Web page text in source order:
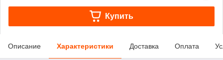
Купить
Описание Характеристики Доставка Оплата